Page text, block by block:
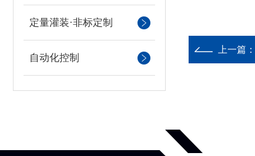
定量灌装·非标定制
自动化控制
上一篇：